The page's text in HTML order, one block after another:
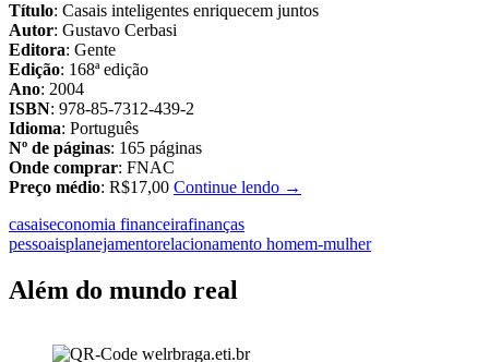
Título: Casais inteligentes enriquecem juntos
Autor: Gustavo Cerbasi
Editora: Gente
Edição: 168ª edição
Ano: 2004
ISBN: 978-85-7312-439-2
Idioma: Português
Nº de páginas: 165 páginas
Onde comprar: FNAC
Preço médio: R$17,00 Continue lendo Casais
juntos
→
casaiseconomia financeirafinanças
pessoaisplanejamentorelacionamento homem-mulher
Além do mundo real